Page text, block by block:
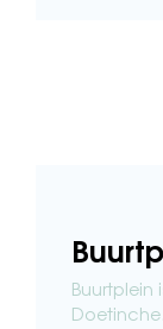
Buurtplein